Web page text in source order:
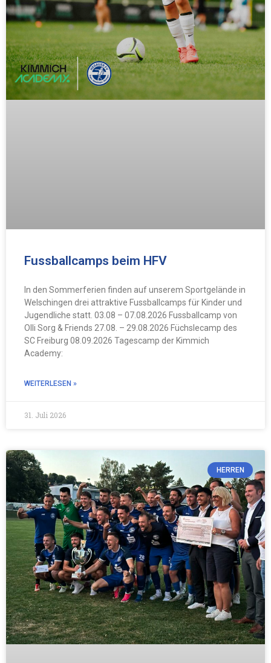
Fussballcamps beim HFV
In den Sommerferien finden auf unserem Sportgelände in
Welschingen drei attraktive Fussballcamps für Kinder und
Jugendliche statt. 03.08 – 07.08.2026 Fussballcamp von
Olli Sorg & Friends 27.08. – 29.08.2026 Füchslecamp des
SC Freiburg 08.09.2026 Tagescamp der Kimmich
Academy:
WEITERLESEN »
31. Juli 2026
HERREN